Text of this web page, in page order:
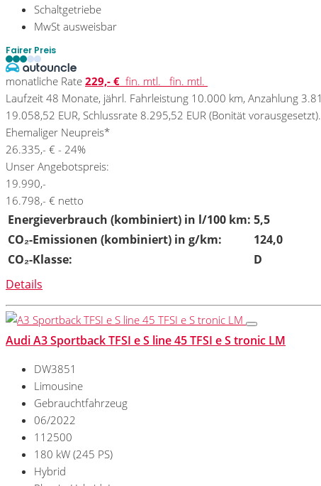
Schaltgetriebe
MwSt ausweisbar
Fairer Preis
monatliche Rate 229,- € fin. mtl.
fin. mtl.
Laufzeit 48 Monate, jährl. Fahrleistung 10.000 km, Anzahlung
19.058,52 EUR, Schlussrate 8.295,52 EUR (Bonität
Ehemaliger Neupreis*
26.335,- € - 24%
Unser Angebotspreis:
19.990,-
16.798,- € netto
Energieverbrauch (kombiniert) in l/100 km: 5,5
CO₂-Emissionen (kombiniert) in g/km:
124,0
CO₂-Klasse:
D
Details
Audi A3 Sportback TFSI e S line 45 TFSI e S tronic LM
DW3851
Limousine
Gebrauchtfahrzeug
06/2022
112500
180 kW (245 PS)
Hybrid